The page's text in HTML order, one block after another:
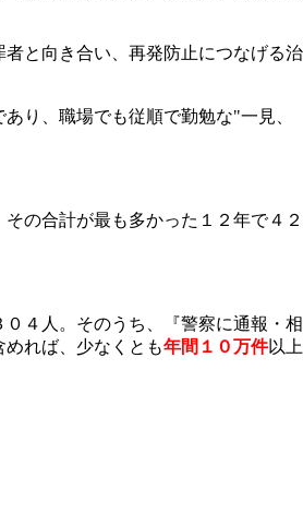
と向き合い、再発防止につなげる治
り、職場でも従順で勤勉な"一見、
の合計が最も多かった１２年で４２
４人。そのうち、『警察に通報・相
れば、少なくとも年間１０万件以上